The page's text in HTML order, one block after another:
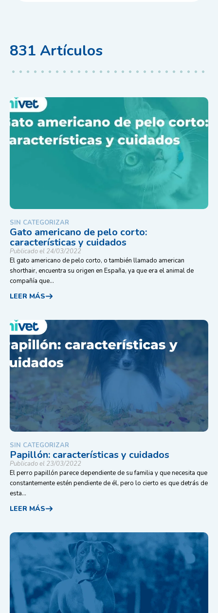
831 Artículos
SIN CATEGORIZAR
Gato americano de pelo corto:
características y cuidados
Publicado el 24/03/2022
El gato americano de pelo corto, o también llamado american
shorthair, encuentra su origen en España, ya que era el animal de
compañía que...
LEER MÁS
SIN CATEGORIZAR
Papillón: características y cuidados
Publicado el 23/03/2022
El perro papillón parece dependiente de su familia y que necesita que
constantemente estén pendiente de él, pero lo cierto es que detrás de
esta...
LEER MÁS